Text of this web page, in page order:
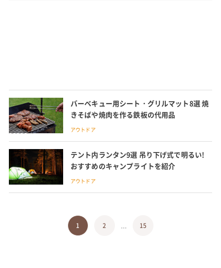
バーベキュー用シート・グリルマット8選 焼
きそばや焼肉を作る鉄板の代用品
アウトドア
テント内ランタン9選 吊り下げ式で明るい!
おすすめのキャンプライトを紹介
アウトドア
1 2 ... 15